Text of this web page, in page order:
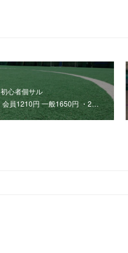
初心者個サル
会員1210円 一般1650円 ・2…